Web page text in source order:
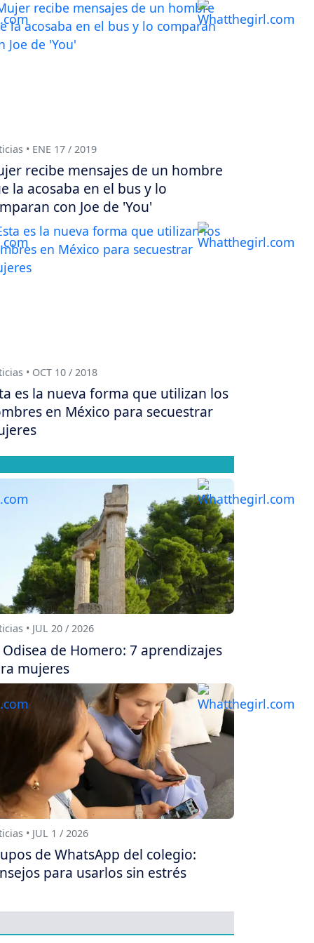
• ENE 17 / 2019
recibe mensajes de un hombre
la acosaba en el bus y lo
con Joe de 'You'
• OCT 10 / 2018
es la nueva forma que utilizan los
en México para secuestrar
• JUL 20 / 2026
Odisea de Homero: 7 aprendizajes
mujeres
• JUL 1 / 2026
de WhatsApp del colegio:
para usarlos sin estrés